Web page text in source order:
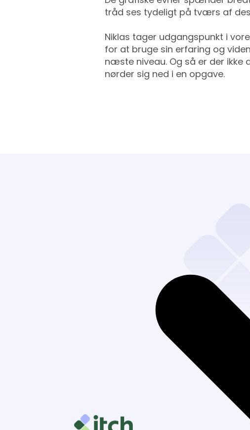
tråd ses tydeligt på tværs af
Niklas tager udgangspunkt i
for at bruge sin erfaring og
næste niveau. Og så er der ikke
nørder sig ned i en opgave.